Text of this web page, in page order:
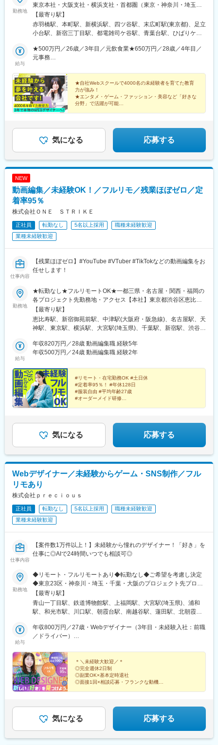
勤務地
東京本社・大阪支社・横浜支社・首都圏（東京・神奈川・埼玉・
千葉）の各プロジェクト先のいずれかに勤務【本社】東京都港区
三田1-4-1 住友不動産麻布十番ビル 4F☆2026年7月に移転したば
かりのオシャレな新オフィスです！＜アクセス＞・都営地下鉄大
駅」より徒歩6分・都営地下鉄三田線「芝公園駅」より徒歩9分
【大阪支社】大阪府大阪市中央区久太郎町4-2-15 5F☆2025年1月
歩1分・大阪メトロ中央線「堺筋本町駅」より徒歩8分・大阪メト
ロ御堂筋線「心斎橋駅」より徒歩10分■横浜支社神奈川県横浜市
港北区新横浜2丁目5-2☆2025年10月オープン！＜アクセス＞・
JR各線、横浜市営地下鉄「新横浜駅」より徒歩5分以内※希望や通
いやすさなどを考慮して決定します。※転居を伴う転勤なし※U・I
【最寄り駅】
赤羽橋駅、本町駅、新横浜駅、四ツ谷駅、末広町駅(東京都)、足立
小台駅、新宿三丁目駅、都電雑司ケ谷駅、青葉台駅、ひばりケ丘
駅、下永谷駅、霞ケ関駅(東京都)、梶が谷駅、蒲田駅、茅場町駅、
伊勢佐木長者町駅、井の頭公園駅、多摩センター駅、船橋駅、京
駅、虎ノ門ヒルズ駅、護国寺駅、光が丘駅、新小岩駅、高井戸
駅、国府台駅、桜新町駅、三越前駅、新川崎駅、芝公園駅、渋谷
駅、勝どき駅、中目黒駅、小伝馬町駅、新丸子駅、新橋駅、大久
保駅(東京都)、成増駅、高島平駅、西武新宿駅、表参道駅、芦花公
園駅、千葉ニュータウン中央駅、川崎駅、参宮橋駅、立会川駅、
町田駅、調布駅、天王洲アイル駅、天王町駅、浅草駅(ＴＸ)、向原
駅(東京都)、東陽町駅、藤沢駅、南砂町駅、南与野駅、二子玉川
立場駅、下飯田駅、中田駅(神奈川県)、戸塚駅、舞岡駅、上永谷
駅、港南中央駅、上大岡駅、弘明寺駅(横浜市営)、蒔田駅、吉野町
駅、阪東橋駅、関内駅、戸部駅、反町駅、三ツ沢上町駅、片倉町
県)、あざみ野駅、中山駅(神奈川県)、川和町駅、都筑ふれあいの
丘駅、北山田駅(神奈川県)、東山田駅、高田駅(神奈川県)、日吉本
駅、北新地駅、三ノ宮駅、淀屋橋駅、京橋駅(大阪府)、大阪ビジネ
スパーク駅、梅田駅(地下鉄)、東梅田駅、渡辺橋駅、関目高殿駅、
央駅(北大阪急行)、南方駅(大阪府)、大石駅、江坂駅、麻布十番
駅、堺筋本町駅、秋葉原駅、宮ノ前駅、新宿御苑前駅、溜池山王
駅、高島町駅、桜田門駅、蓮沼駅、吉祥寺駅、京成船橋駅、銀座
駅、飯田橋駅、代官山駅、大崎広小路駅、御成門駅、富士見ケ丘
駅、市川駅、新日本橋駅、鹿島田駅、祐天寺駅、馬喰横山駅、武
蔵小杉駅、汐留駅、新大久保駅、地下鉄成増駅、新高島平駅、新
宿駅(東京メトロ)、外苑前駅、千歳烏山駅、京急川崎駅、南新宿
駅、東京駅、大塚駅前駅、布田駅、西横浜駅、田原町駅(東京都)、
東池袋駅、二子新地駅、日比谷駅、京王八王子駅、半蔵門駅、高
乃木坂駅、永田町駅、北品川駅、ゆめが丘駅、南太田駅、黄金町
駅、日本大通り駅、桜木町駅、三ツ沢下町駅、中津駅(地下鉄)、大
阪難波駅、玉造駅、西梅田駅、三宮駅(神戸新交通)、なにわ橋駅、
大阪城北詰駅、中之島駅、関目成育駅、千里中央駅(大阪モノレー
ル)、西中島南方駅、摩耶駅、三宮駅(神戸市営)、心斎橋駅、岩本
駅、東海神駅、銀座一丁目駅、六本木一丁目駅、茗荷谷駅、市川
真間駅、馬喰町駅、内幸町駅、新宿西口駅、初台駅、竹橋駅、大
塚駅(東京都)、星川駅、稲荷町駅(東京都)、東池袋四丁目駅、信濃
町駅、泉岳寺駅、国立競技場駅、後楽園駅、立川南駅、蔵前駅、
馬車道駅、平沼橋駅、神奈川駅、なんば駅(南海線)、大阪梅田駅
(阪神線)、北浜駅(大阪府)、大阪城公園駅、関目駅、西灘駅
給与
★500万円／26歳／3年目／元飲食業★650万円／28歳／4年目／
元事務
年目／元営業
★自社Webスクールで4000名の未経験者を育てた教育
力が強み！
★エンタメ・ゲーム・ファッション・美容など「好きな
分野」で活躍が可能
気になる 応募する
NEW
動画編集／未経験OK！／フルリモ／残業ほぼゼロ／定
着率95％
株式会社ＯＮＥ ＳＴＲＩＫＥ
正社員 転勤なし 5名以上採用
職種未経験歓迎
業種未経験歓迎
仕事内容
【残業ほぼゼロ】#YouTube #VTuber #TikTokなどの動画編集をお
任せします！
勤務地
★転勤なし★フルリモートOK★一都三県・名古屋・関西・福岡の
各プロジェクト先勤務地・アクセス【本社】東京都渋谷区恵比寿
西2-8-4 EX恵比寿西ビル5FJR山手線、埼京線、湘南新宿ライン、
東京メトロ日比谷線「恵比寿駅」より徒歩6分東急東横線「代官山
駅」より徒歩6分【新宿支社】東京都新宿区富久町16-15 新宿MY
線、副都心線「新宿三丁目駅」より徒歩8分【大阪支社】大阪府大
阪市北区大深町6-38JR各線「大阪駅」より徒歩7分大阪メトロ御
分【名古屋支社】愛知県名古屋市西区牛島町6-1 名古屋ルーセン
トタワー各線「名古屋駅」徒歩5分【福岡支社】福岡県福岡市中央
区天神1-14-18福岡市営地下鉄空港線「天神駅」直結七隈線「天神
南駅」徒歩5分西鉄天神大牟田線「西鉄福岡（天神）駅」徒歩6分
◎受動喫煙対策あり：オフィス内禁煙
【最寄り駅】
恵比寿駅、新宿御苑前駅、中津駅(大阪府・阪急線)、名古屋駅、天
神駅、東京駅、横浜駅、大宮駅(埼玉県)、千葉駅、新宿駅、渋谷
木駅、北千住駅、高田馬場駅、西船橋駅、新大阪駅、淀屋橋駅、
北浜駅(大阪府)、堺筋本町駅、心斎橋駅、なんば駅(地下鉄)、京橋
線)、中之島駅、南森町駅、千里中央駅(大阪モノレール)、虎ノ門
駅、みなとみらい駅、さいたま新都心駅、浜松町駅、赤坂見附
駅、永田町駅、有楽町駅、金山駅(愛知県)、栄駅(愛知県)、代官山
駅、新宿三丁目駅、大阪梅田駅(阪急線)、亀島駅、西鉄福岡駅、新
高島駅、京成千葉駅、新宿駅(東京メトロ)、神泉駅、東池袋駅、北
田駅、京成西船駅、東淀川駅、大江橋駅、なにわ橋駅、四ツ橋
駅、ＪＲ難波駅、大阪城北詰駅、天王寺駅前駅、福島駅(大阪府・
駅、栄町駅(千葉県)、新宿西口駅、高輪ゲートウェイ駅、岩本町
駅、内幸町駅、茅場町駅、六本木一丁目駅、肥後橋駅、長堀橋
駅、扇町駅(大阪府)、虎ノ門ヒルズ駅、竹芝駅、赤坂駅(東京都)、
国会議事堂前駅、日比谷駅、名鉄名古屋駅、矢場町駅
給与
年収820万円／28歳 動画編集職 経験5年
年収500万円／24歳 動画編集職 経験2年
#リモート・在宅勤務OK #土日休
#定着率95％！ #年休128日
#服装自由 #平均年齢27歳
#オーダーメイド研修
気になる 応募する
Webデザイナー／未経験からゲーム・SNS制作／フル
リモあり
株式会社ｐｒｅｃｉｏｕｓ
正社員 転勤なし 5名以上採用
職種未経験歓迎
業種未経験歓迎
仕事内容
【案件数1万件以上！】未経験から憧れのデザイナー！「好き」を
仕事に◎AIで24時間いつでも相談可◎
勤務地
◆リモート・フルリモートあり◆転勤なし◆ご希望を考慮し決定
◆東京23区・神奈川・埼玉・千葉・大阪のプロジェクト先プロジ
ェクトデビュー後は、Webデザイナーの7～8割がフルリモート
（在宅勤務）！「自由な場所で働きたい」というあなたの理想を
カタチにできます。＊＼リモート・完全在宅勤務あり！／＊憧れ
す。■本社／東京都港区南青山2-2-8 DFビル5F■プロジェクト先／
東京23区内を中心とした神奈川・埼玉・千葉エリア、または大阪
「青山一丁目」駅より徒歩3分 「乃木坂」駅、「外苑前」
駅からも徒歩圏内！※プロジェクト先により異なります。※本社も
しくはプロジェクト先への通勤が可能な方を対象とした募集で
す。＊＼充実のサポート環境／＊★AIを活用した最新の研修カリ
キュラム★カリキュラム講師による直接指導★オンラインでも対
点を即解決♪
【最寄り駅】
青山一丁目駅、鉄道博物館駅、上福岡駅、大宮駅(埼玉県)、浦和
駅、和光市駅、川口駅、朝霞台駅、南越谷駅、蓮田駅、北朝霞
駅、さいたま新都心駅、獨協大学前駅、せんげん台駅、与野駅、
熊谷駅、本川越駅、新所沢駅、越谷駅、代々木駅、新宿駅、渋谷
市ケ谷駅、石神井公園駅、馬喰町駅、京成金町駅、北千住駅、分
倍河原駅、汐留駅、秋葉原駅、高田馬場駅、立川駅、小竹向原
駅、下北沢駅、上野駅、大塚駅前駅、井の頭公園駅、蒲田駅、
代々木上原駅、大崎駅、日比谷駅、目黒駅、国立駅、神保町駅、
九段下駅、浜松町駅、五反田駅、参宮橋駅、要町駅、笹塚駅、武
京急川崎駅、相模原駅、武蔵中原駅、三ツ境駅、武蔵小杉駅、藤
沢本町駅、戸塚駅、向ケ丘遊園駅、元町・中華街駅、日吉駅(神奈
給与
年収800万円／27歳・Webデザイナー（3年目・未経験入社：前職
／ドライバー）
／商品開発）
＊＼未経験大歓迎／＊
◎完全週休2日制
◎副業OK×基本定時退社
◎面接1回×相談応募・フランクな動機OK
◎デビュー後フルリモート・在宅あり
気になる 応募する